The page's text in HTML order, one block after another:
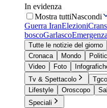
In evidenza
Mostra tuttiNascondi
Guerra IranElezioni
boscoGarlasco
Tutte le notizie del giorno
Cronaca
Mondo
Video
Foto
Tv & Spettacolo
Lifestyle
Oroscopo
Speciali